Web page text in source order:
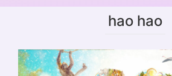
hao hao